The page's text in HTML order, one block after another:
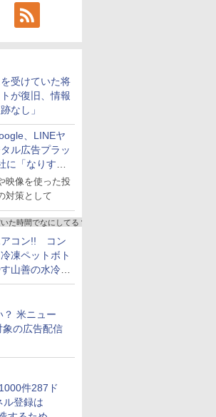
受けていた将
が復旧、情報
なし」
、LINEヤ
ル広告プラッ
に「なりすま
策強化を要請
映像を使った投
対策として
た時間でなにしてる？
アコン!! コン
凍ペットボト
山善の水冷ベ
イクにちょう
・ざ・ろー
？ 米ニュー
象の広告配信
件287ド
ル登録は